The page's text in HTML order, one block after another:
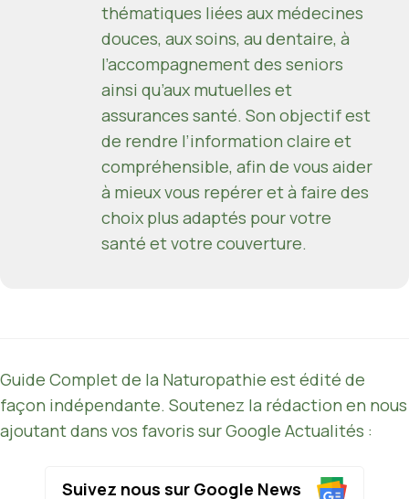
thématiques liées aux médecines
douces, aux soins, au dentaire, à
l’accompagnement des seniors
ainsi qu’aux mutuelles et
assurances santé. Son objectif est
de rendre l’information claire et
compréhensible, afin de vous aider
à mieux vous repérer et à faire des
choix plus adaptés pour votre
santé et votre couverture.
Guide Complet de la Naturopathie est édité de
façon indépendante. Soutenez la rédaction en nous
ajoutant dans vos favoris sur Google Actualités :
Suivez nous sur Google News